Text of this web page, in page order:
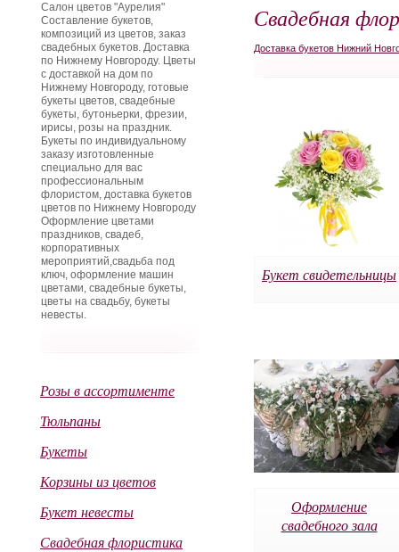
Свадебная
Доставка букетов Нижний
Букет свидетельницы
Оформление
свадебного зала
Салон цветов "Аурелия"
Составление букетов,
композиций из цветов, заказ
свадебных букетов. Доставка
по Нижнему Новгороду. Цветы
с доставкой на дом по
Нижнему Новгороду, готовые
букеты цветов, свадебные
букеты, бутоньерки, фрезии,
ирисы, розы на праздник.
Букеты по индивидуальному
заказу изготовленные
специально для вас
профессиональным
флористом, доставка букетов
цветов по Нижнему Новгороду
Оформление цветами
праздников, свадеб,
корпоративных
мероприятий,свадьба под
ключ, оформление машин
цветами, свадебные букеты,
цветы на свадьбу, букеты
невесты.
Розы в ассортименте
Тюльпаны
Букеты
Корзины из цветов
Букет невесты
Свадебная флористика